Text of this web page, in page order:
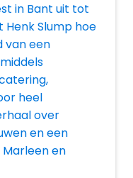
in Bant uit tot
Slump hoe
van een
heel
over
en een
en